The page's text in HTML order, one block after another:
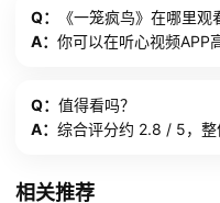
Q：
《一笼疯鸟》在哪里观
A： 你可以在听心视频APP
Q： 值得看吗？
A： 综合评分约 2.8 / 5，整
相关推荐